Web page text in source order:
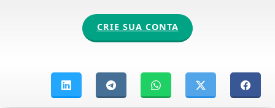
CRIE SUA CONTA